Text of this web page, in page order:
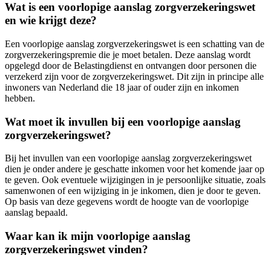
Wat is een voorlopige aanslag zorgverzekeringswet
en wie krijgt deze?
Een voorlopige aanslag zorgverzekeringswet is een schatting van de
zorgverzekeringspremie die je moet betalen. Deze aanslag wordt
opgelegd door de Belastingdienst en ontvangen door personen die
verzekerd zijn voor de zorgverzekeringswet. Dit zijn in principe alle
inwoners van Nederland die 18 jaar of ouder zijn en inkomen
hebben.
Wat moet ik invullen bij een voorlopige aanslag
zorgverzekeringswet?
Bij het invullen van een voorlopige aanslag zorgverzekeringswet
dien je onder andere je geschatte inkomen voor het komende jaar op
te geven. Ook eventuele wijzigingen in je persoonlijke situatie, zoals
samenwonen of een wijziging in je inkomen, dien je door te geven.
Op basis van deze gegevens wordt de hoogte van de voorlopige
aanslag bepaald.
Waar kan ik mijn voorlopige aanslag
zorgverzekeringswet vinden?